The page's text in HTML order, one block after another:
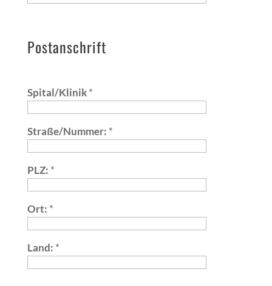
Postanschrift
Spital/Klinik*
Straße/Nummer: *
PLZ: *
Ort: *
Land: *